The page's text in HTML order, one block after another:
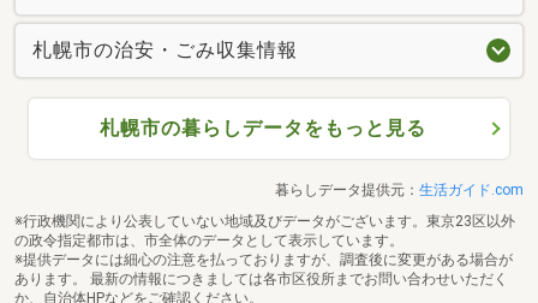
札幌市の治安・ごみ収集情報
札幌市の暮らしデータをもっと見る
暮らしデータ提供元： 生活ガイド.com
※行政機関により公表していない地域及びデータがございます。東京23区以外
の政令指定都市は、市全体のデータとして表示しています。
※提供データには細心の注意を払っておりますが、調査後に変更がある場合が
あります。 最新の情報につきましては各市区役所までお問い合わせいただく
か、自治体HPなどをご確認ください。